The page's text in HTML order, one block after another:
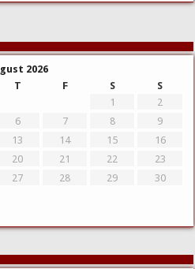
2026
T F S
S
1
2
6 7 8
9
13 14 15
16
20 21 22
23
27 28 29
30